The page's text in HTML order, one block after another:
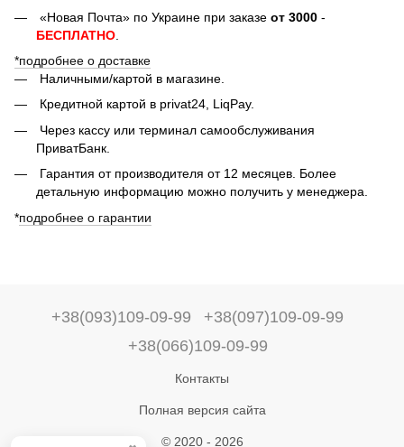
«Новая Почта» по Украине при заказе от 3000 -
БЕСПЛАТНО
*подробнее о доставке
Наличными/картой в магазине.
Кредитной картой в privat24, LiqPay.
Через кассу или терминал самообслуживания
ПриватБанк.
Гарантия от производителя от 12 месяцев. Более
детальную информацию можно получить у менеджера.
*подробнее о гарантии
+38(093)109-09-99
+38(097)109-09-99
+38(066)109-09-99
Контакты
Полная версия сайта
© 2020 - 2026